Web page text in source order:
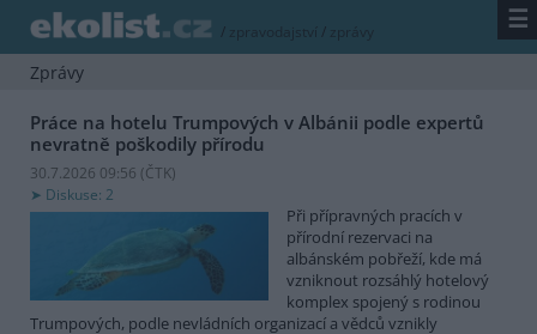
/ zpravodajství / zprávy ☰
Zprávy
Práce na hotelu Trumpových v Albánii podle expertů
nevratně poškodily přírodu
30.7.2026 09:56 (ČTK)
Diskuse: 2
Při přípravných pracích v
přírodní rezervaci na
albánském pobřeží, kde má
vzniknout rozsáhlý hotelový
komplex spojený s rodinou
Trumpových, podle nevládních organizací a vědců vznikly